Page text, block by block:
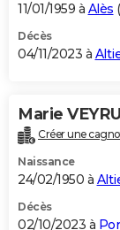
11/01/1959 à Alès (
Décès
04/11/2023 à
Marie
Créer une
Naissance
24/02/1950 à
Décès
02/10/2023 à